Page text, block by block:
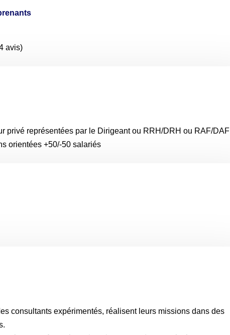
avis)
privé représentées par le Dirigeant ou RRH/DRH ou RAF/DAF
orientées +50/-50 salariés
consultants expérimentés, réalisent leurs missions dans des